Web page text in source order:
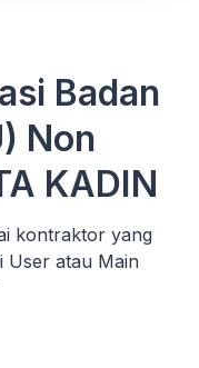
Badan
Non
KADIN
kontraktor yang
User atau Main